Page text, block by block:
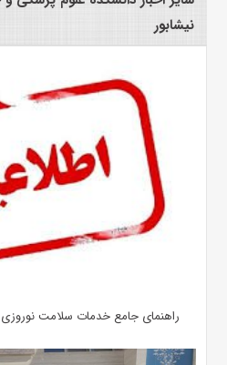
نیشابور
راهنمای جامع خدمات سلامت نوروزی